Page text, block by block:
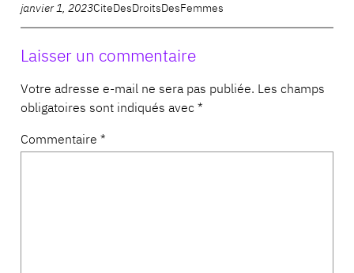
janvier 1, 2023CiteDesDroitsDesFemmes
Laisser un commentaire
Votre adresse e-mail ne sera pas publiée. Les champs
obligatoires sont indiqués avec *
Commentaire *